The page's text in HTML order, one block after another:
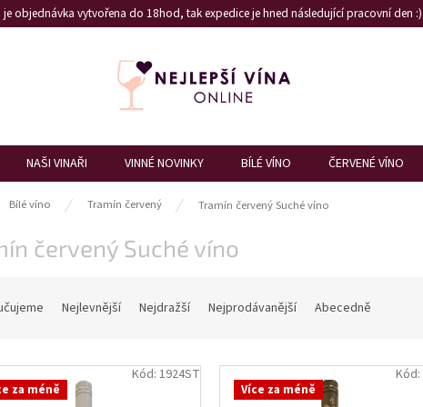
objednávka vytvořena do 18hod, tak expedice je hned následující pracovní den :)
NAŠI VINAŘI VINNÉ NOVINKY BÍLÉ VÍNO ČERVENÉ VÍNO
Bílé víno Tramín červený Tramín červený Suché víno
červený Suché víno
Nejlevnější Nejdražší Nejprodávanější Abecedně
za méně
Kód: 1924ST
Více za méně
Kód: